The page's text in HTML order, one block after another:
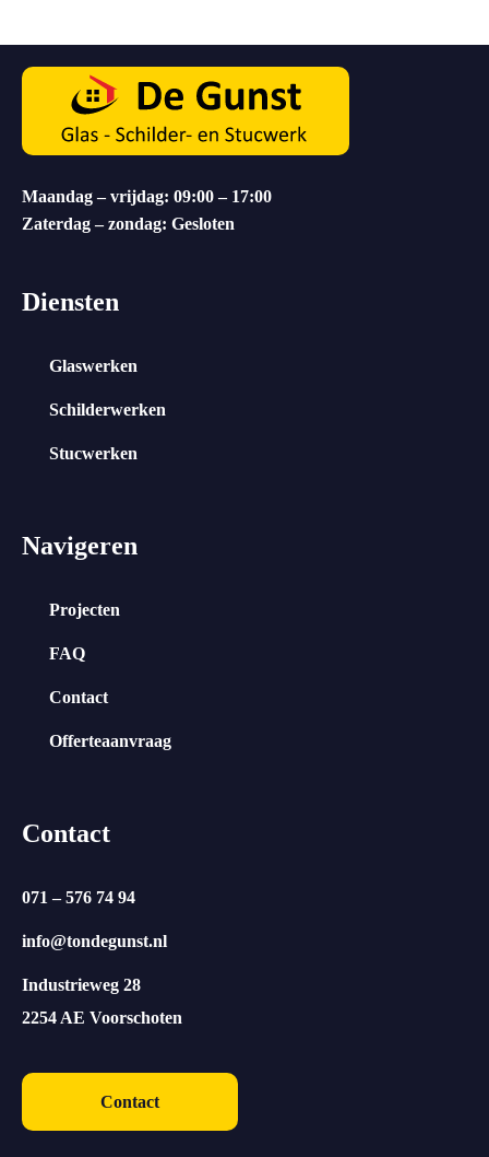
Maandag – vrijdag: 09:00 – 17:00
Zaterdag – zondag: Gesloten
Diensten
Glaswerken
Schilderwerken
Stucwerken
Navigeren
Projecten
FAQ
Contact
Offerteaanvraag
Contact
071 – 576 74 94
info@tondegunst.nl
Industrieweg 28
2254 AE Voorschoten
Contact